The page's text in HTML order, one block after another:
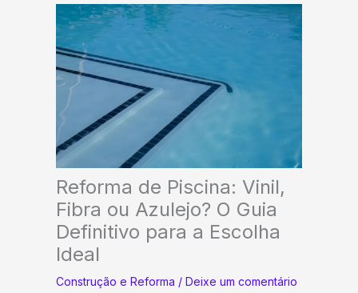
Reforma de Piscina: Vinil,
Fibra ou Azulejo? O Guia
Definitivo para a Escolha
Ideal
Construção e Reforma / Deixe um comentário